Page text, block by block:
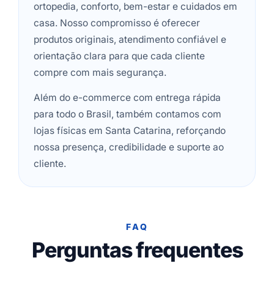
ortopedia, conforto, bem-estar e cuidados em
casa. Nosso compromisso é oferecer
produtos originais, atendimento confiável e
orientação clara para que cada cliente
compre com mais segurança.
Além do e-commerce com entrega rápida
para todo o Brasil, também contamos com
lojas físicas em Santa Catarina, reforçando
nossa presença, credibilidade e suporte ao
cliente.
FAQ
Perguntas frequentes